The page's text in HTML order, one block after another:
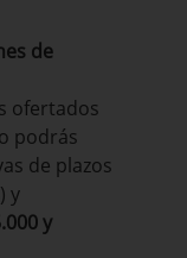
de
ofertados
podrás
de plazos
) y
y